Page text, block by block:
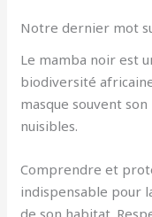
Notre dernier mot
Le mamba noir est
biodiversité
masque souvent
nuisibles.
Comprendre et
indispensable pour
de son habitat.